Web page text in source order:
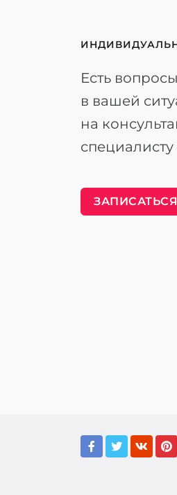
Есть
в вашей
на